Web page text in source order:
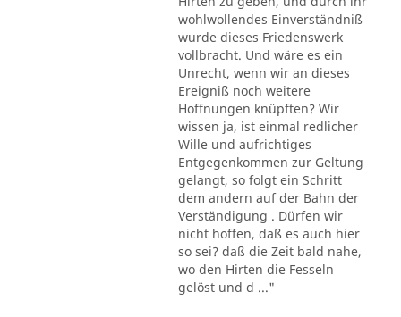
wohlwollendes Einverständniß
wurde dieses Friedenswerk
vollbracht. Und wäre es ein
Unrecht, wenn wir an dieses
Ereigniß noch weitere
Hoffnungen knüpften? Wir
wissen ja, ist einmal redlicher
Wille und aufrichtiges
Entgegenkommen zur Geltung
gelangt, so folgt ein Schritt
dem andern auf der Bahn der
Verständigung . Dürfen wir
nicht hoffen, daß es auch hier
so sei? daß die Zeit bald nahe,
wo den Hirten die Fesseln
gelöst und d ..."